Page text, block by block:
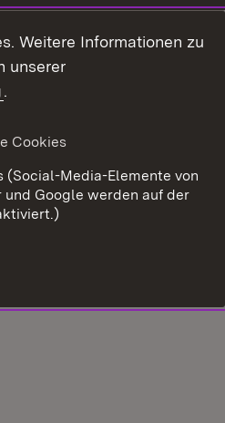
Weitere Informationen zu
unserer
.
Cookies
Media-Elemente von
Google werden auf der